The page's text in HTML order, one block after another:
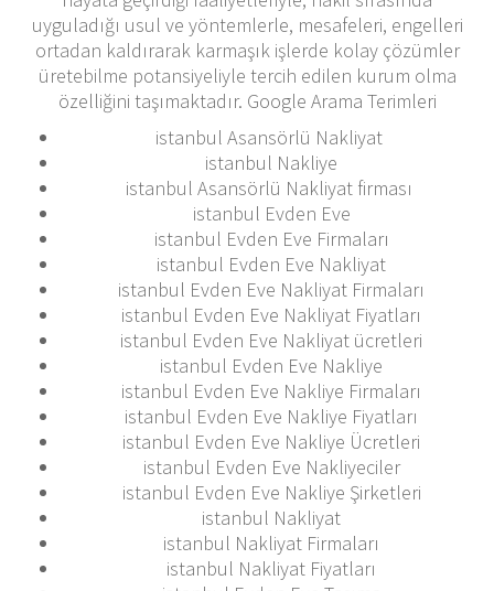
uyguladığı usul ve yöntemlerle, mesafeleri, engelleri
ortadan kaldırarak karmaşık işlerde kolay çözümler
üretebilme potansiyeliyle tercih edilen kurum olma
özelliğini taşımaktadır. Google Arama Terimleri
istanbul Asansörlü Nakliyat
istanbul Nakliye
istanbul Asansörlü Nakliyat firması
istanbul Evden Eve
istanbul Evden Eve Firmaları
istanbul Evden Eve Nakliyat
istanbul Evden Eve Nakliyat Firmaları
istanbul Evden Eve Nakliyat Fiyatları
istanbul Evden Eve Nakliyat ücretleri
istanbul Evden Eve Nakliye
istanbul Evden Eve Nakliye Firmaları
istanbul Evden Eve Nakliye Fiyatları
istanbul Evden Eve Nakliye Ücretleri
istanbul Evden Eve Nakliyeciler
istanbul Evden Eve Nakliye Şirketleri
istanbul Nakliyat
istanbul Nakliyat Firmaları
istanbul Nakliyat Fiyatları